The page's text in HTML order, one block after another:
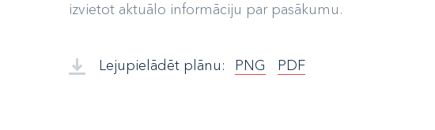
izvietot aktuālo informāciju par pasākumu.
Lejupielādēt plānu: PNG PDF